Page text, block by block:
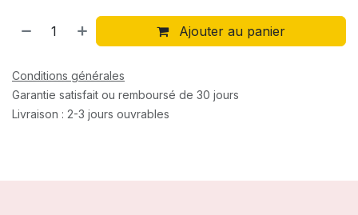
Ajouter au panier
Conditions générales
Garantie satisfait ou remboursé de 30 jours
Livraison : 2-3 jours ouvrables